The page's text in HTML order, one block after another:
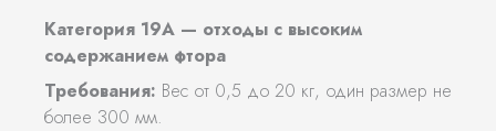
Категория 19А — отходы с высоким
содержанием фтора
Требования: Вес от 0,5 до 20 кг, один размер не
более 300 мм.